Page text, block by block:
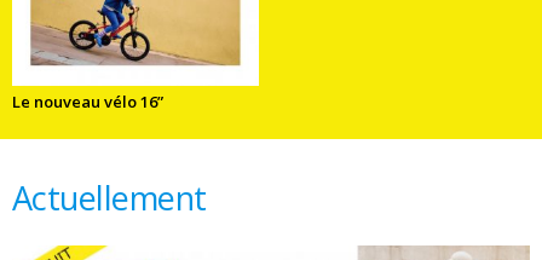
Le nouveau vélo 16”
Actuellement